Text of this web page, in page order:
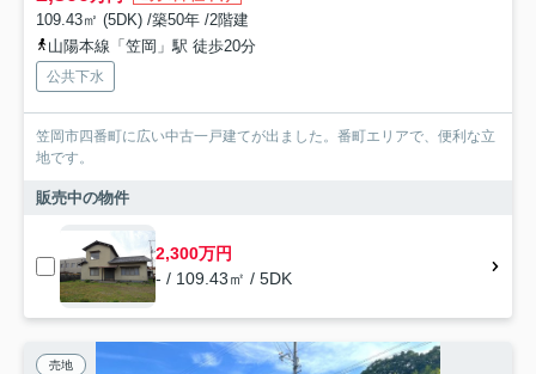
109.43㎡ (5DK) /築50年 /2階建
山陽本線「笠岡」駅 徒歩20分
公共下水
笠岡市四番町に広い中古一戸建てが出ました。番町エリアで、便利な立
地です。
販売中の物件
2,300万円
- / 109.43㎡ / 5DK
売地